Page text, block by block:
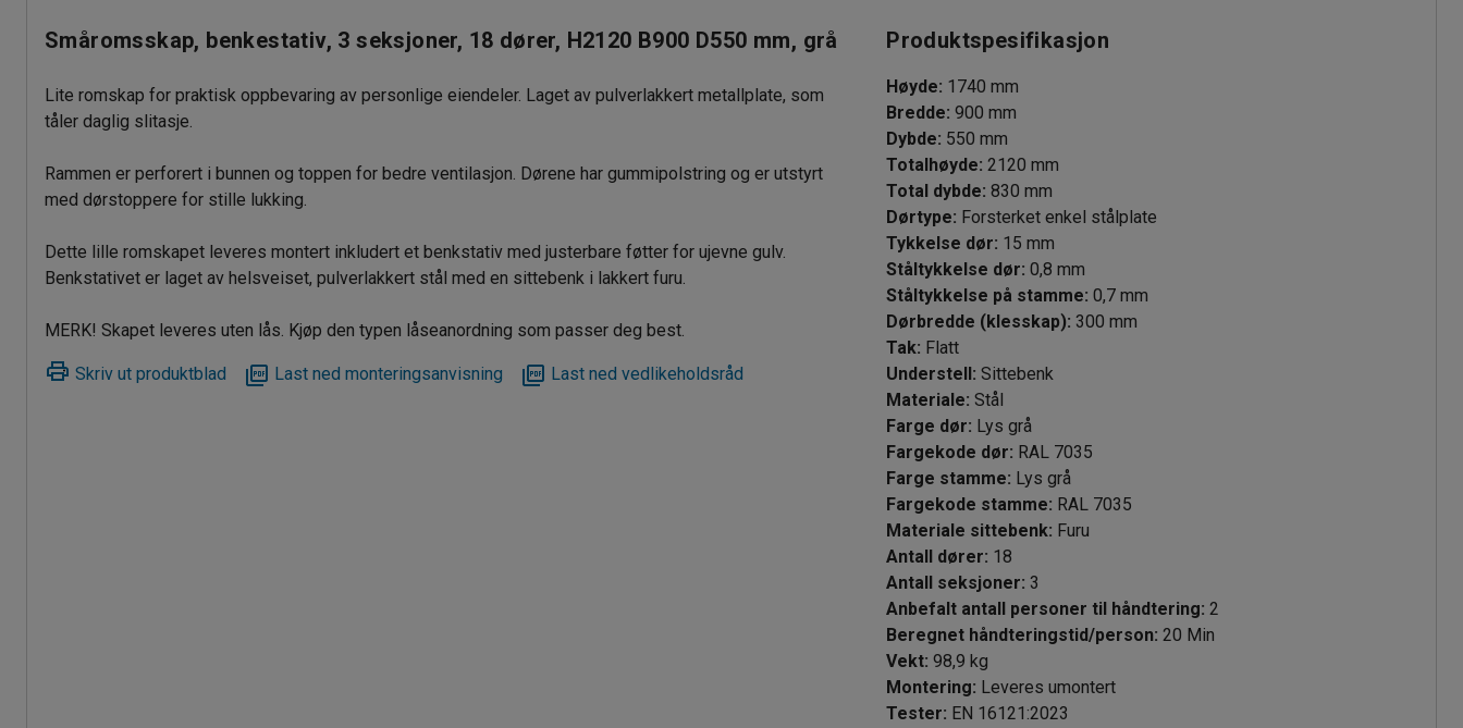
Småromsskap, benkestativ, 3 seksjoner, 18 dører, H2120 B900 D550 mm, grå
Lite romskap for praktisk oppbevaring av personlige eiendeler. Laget av pulverlakkert metallplate, som
tåler daglig slitasje.
Rammen er perforert i bunnen og toppen for bedre ventilasjon. Dørene har gummipolstring og er utstyrt
med dørstoppere for stille lukking.
Dette lille romskapet leveres montert inkludert et benkstativ med justerbare føtter for ujevne gulv.
Benkstativet er laget av helsveiset, pulverlakkert stål med en sittebenk i lakkert furu.
MERK! Skapet leveres uten lås. Kjøp den typen låseanordning som passer deg best.
Skriv ut produktblad Last ned monteringsanvisning Last ned vedlikeholdsråd
Produktspesifikasjon
Høyde: 1740 mm
Bredde: 900 mm
Dybde: 550 mm
Totalhøyde: 2120 mm
Total dybde: 830 mm
Dørtype: Forsterket enkel stålplate
Tykkelse dør: 15 mm
Ståltykkelse dør: 0,8 mm
Ståltykkelse på stamme: 0,7 mm
Dørbredde (klesskap): 300 mm
Tak: Flatt
Understell: Sittebenk
Materiale: Stål
Farge dør: Lys grå
Fargekode dør: RAL 7035
Farge stamme: Lys grå
Fargekode stamme: RAL 7035
Materiale sittebenk: Furu
Antall dører: 18
Antall seksjoner: 3
Anbefalt antall personer til håndtering: 2
Beregnet håndteringstid/person: 20 Min
Vekt: 98,9 kg
Montering: Leveres umontert
Tester: EN 16121:2023